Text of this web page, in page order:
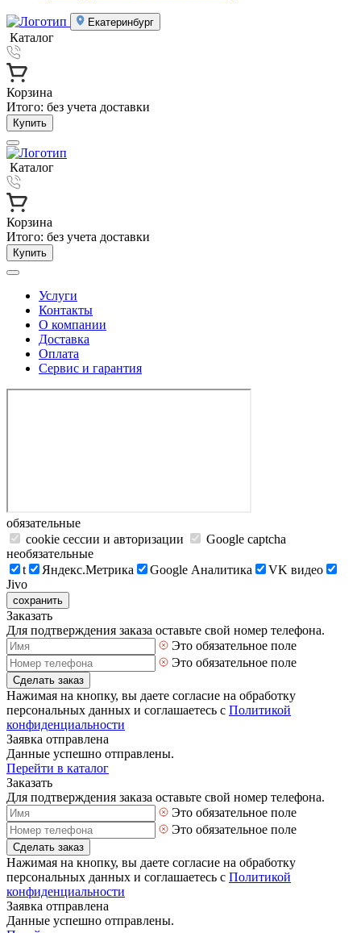
Екатеринбург
Каталог
Корзина
Итого: без учета доставки
Купить
Каталог
Корзина
Итого: без учета доставки
Купить
Услуги
Контакты
О компании
Доставка
Оплата
Сервис и гарантия
обязательные
cookie сессии и авторизации
Google captcha
необязательные
t
Яндекс.Метрика Google Аналитика
VK видео
Jivo
сохранить
Заказать
Для подтверждения заказа оставьте свой номер телефона.
Это обязательное поле
Это обязательное поле
Сделать заказ
Нажимая на кнопку, вы даете согласие на обработку
персональных данных и соглашаетесь с Политикой
конфиденциальности
Заявка отправлена
Данные успешно отправлены.
Перейти в каталог
Заказать
Для подтверждения заказа оставьте свой номер телефона.
Это обязательное поле
Это обязательное поле
Сделать заказ
Нажимая на кнопку, вы даете согласие на обработку
персональных данных и соглашаетесь с Политикой
конфиденциальности
Заявка отправлена
Данные успешно отправлены.